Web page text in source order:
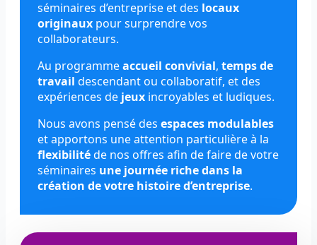
séminaires d’entreprise et des locaux
originaux pour surprendre vos
collaborateurs.
Au programmeaccueil convivial, temps de
travail descendant ou collaboratif, et des
expériences de jeux incroyables et ludiques.
Nous avons pensé des espaces modulables
et apportons une attention particulière à la
flexibilitéde nos offres afin de faire de votre
séminaires une journée riche dans la
création de votre histoire d’entreprise.